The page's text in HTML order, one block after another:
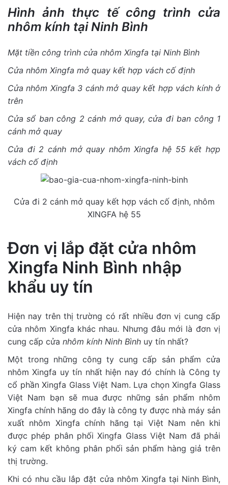
Hình ảnh thực tế công trình cửa
nhôm kính tại Ninh Bình
Mặt tiền công trình cửa nhôm Xingfa tại Ninh Bình
Cửa nhôm Xingfa mở quay kết hợp vách cố định
Cửa nhôm Xingfa 3 cánh mở quay kết hợp vách kính ở
trên
Cửa sổ ban công 2 cánh mở quay, cửa đi ban công 1
cánh mở quay
Cửa đi 2 cánh mở quay nhôm Xingfa hệ 55 kết hợp
vách cố định
Cửa đi 2 cánh mở quay kết hợp vách cố định, nhôm
XINGFA hệ 55
Đơn vị lắp đặt cửa nhôm
Xingfa Ninh Bình nhập
khẩu uy tín
Hiện nay trên thị trường có rất nhiều đơn vị cung cấp
cửa nhôm Xingfa khác nhau. Nhưng đâu mới là đơn vị
cung cấp cửa nhôm kính Ninh Bình uy tín nhất?
Một trong những công ty cung cấp sản phẩm cửa
nhôm Xingfa uy tín nhất hiện nay đó chính là Công ty
cổ phần Xingfa Glass Việt Nam. Lựa chọn Xingfa Glass
Việt Nam bạn sẽ mua được những sản phẩm nhôm
Xingfa chính hãng do đây là công ty được nhà máy sản
xuất nhôm Xingfa chính hãng tại Việt Nam nên khi
được phép phân phối Xingfa Glass Việt Nam đã phải
ký cam kết không phân phối sản phẩm hàng giả trên
thị trường.
Khi có nhu cầu lắp đặt cửa nhôm Xingfa tại Ninh Bình,